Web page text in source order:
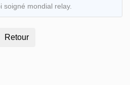
soigné mondial relay.